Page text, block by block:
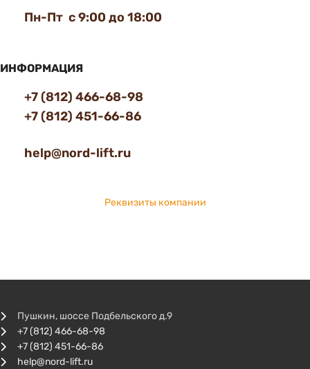
Пн-Пт с 9:00 до 18:00
ИНФОРМАЦИЯ
+7 (812) 466-68-98
+7 (812) 451-66-86
help@nord-lift.ru
Реквизиты компании
Пушкин, шоссе Подбельского д.9
+7 (812) 466-68-98
+7 (812) 451-66-86
help@nord-lift.ru